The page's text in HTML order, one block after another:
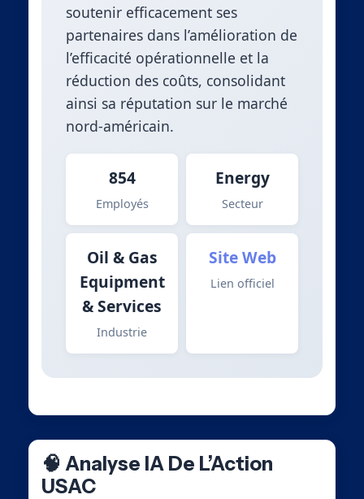
soutenir efficacement ses
partenaires dans l’amélioration de
l’efficacité opérationnelle et la
réduction des coûts, consolidant
ainsi sa réputation sur le marché
nord-américain.
854
Employés
Energy
Secteur
Oil & Gas
Equipment
& Services
Industrie
Site Web
Lien officiel
🧠 Analyse IA De L’Action
USAC